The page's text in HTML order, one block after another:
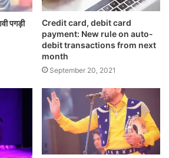
पगड़ी
Credit card, debit card
payment: New rule on auto-
debit transactions from next
month
September 20, 2021